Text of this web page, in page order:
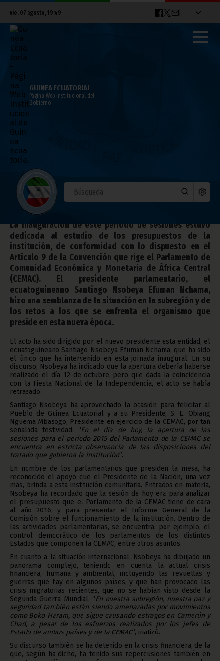
vie. 07 agosto, 19:49
GUINEA ECUATORIAL
Página Web Institucional del
Gobierno
Apertura de las sesiones ordinarias del
Parlamento de la CEMAC de 2015
octubre 15, 2015
Noticias África
La inauguración de este periodo de sesiones estuvo
dedicada al estudio de los presupuestos de la
institución, de conformidad con lo dispuesto en el
Artículo 9 de la Convención que rige el Parlamento de
Comunidad Económica y Monetaria de África Central
(CEMAC). El presidente parlamentario, el
ecuatoguineano Santiago Nsobeya Efuman Nchama,
hizo una semblanza de la situación en la subregión y de
los retos a los que se enfrenta el organismo que
preside en esta nueva época.
El acto ha sido dirigido por el nuevo presidente esta entidad, el
ecuatoguineano Santiago Nsobeya Efuman Nchama, que ha sido
el único que ha intervenido en esta jornada inaugural. En su
discurso, Nsobeya ha indicado que la apertura debería haberse
realizado el día 12 de octubre, pero que dada la coincidencia
con la Fiesta Nacional de la Independencia, el acto se había
Santiago Nsobeya ha aprovechado la ocasión para felicitar al
Pueblo de Guinea Ecuatorial y a su Presidente, S. E. Obiang
Nguema Mbasogo, Presidente en ejercicio de la CEMAC, por tan
señalada festividad: “En el día de hoy, la apertura de las
sesiones para el periodo 2015 del Parlamento de la CEMAC se
encuentra en estricta observancia de las disposiciones del
En nombre de los parlamentarios que presiden la mesa, ha
reconocido el apoyo que el Presidente de la Nación, una vez
más, brinda a esta institución comunitaria. Entrados en materia,
Nsobeya ha recordado que la sesión de hoy era para analizar
el presupuesto que el Parlamento de la CEMAC tiene de cara
al año 2016, y para presentar el Informe General de la
Comisión sobre el funcionamiento de la institución. Dentro de
las actividades parlamentarias, se encuentra, por ejemplo, el
control democrático de los parlamentos de los distintos
Estados que componen la CEMAC, entre otros asuntos.
En cuanto a la situación internacional, Nsobeya ha dibujado un
panorama complejo, teniendo en cuenta la actual crisis
financiera, humana y ambiental, incluyendo las revueltas y
guerras que hay en algunos países, y que han provocado las
crisis migratorias recientes, que no se habían visto desde la
Segunda Guerra Mundial. “En nuestra subregión, nuestra paz y
seguridad también están siendo amenazadas por movimientos
como Boko Haram, que sigue causando estragos en Camerún y
Chad, a pesar de los esfuerzos realizados por los jefes de
Estado de ambos países y de la CEMAC
Su discurso también se ha detenido en la crisis financiera, de la